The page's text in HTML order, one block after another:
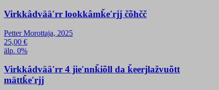
Virkkâdvääʹrr lookkâmǩeʹrjj čõhčč
Petter Morottaja, 2025
25,00 €
älp. 0%
Virkkâdvääʹrr 4 jieʹnnǩiõll da ǩeerjlažvuõtt
mättǩeʹrjj